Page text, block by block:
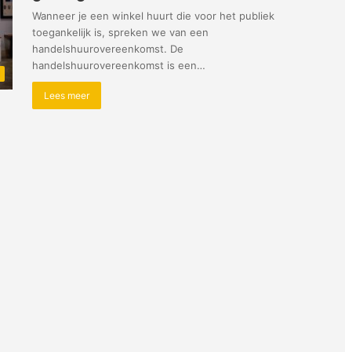
Wanneer je een winkel huurt die voor het publiek
toegankelijk is, spreken we van een
handelshuurovereenkomst. De
handelshuurovereenkomst is een…
Lees meer